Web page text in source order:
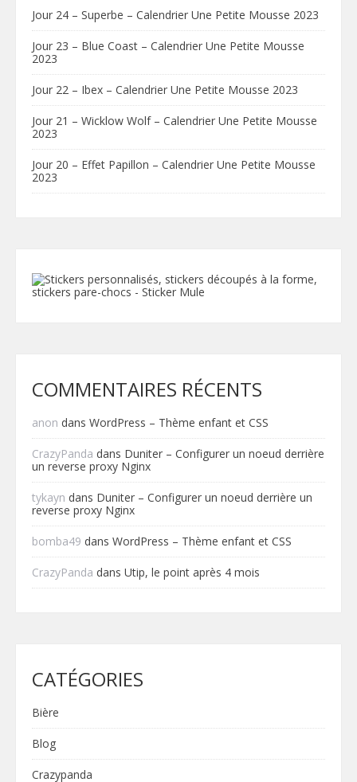
Jour 24 – Superbe – Calendrier Une Petite Mousse 2023
Jour 23 – Blue Coast – Calendrier Une Petite Mousse
2023
Jour 22 – Ibex – Calendrier Une Petite Mousse 2023
Jour 21 – Wicklow Wolf – Calendrier Une Petite Mousse
2023
Jour 20 – Effet Papillon – Calendrier Une Petite Mousse
2023
COMMENTAIRES RÉCENTS
anon dans WordPress – Thème enfant et CSS
CrazyPanda dans Duniter – Configurer un noeud derrière
un reverse proxy Nginx
tykayn dans Duniter – Configurer un noeud derrière un
reverse proxy Nginx
bomba49 dans WordPress – Thème enfant et CSS
CrazyPanda dans Utip, le point après 4 mois
CATÉGORIES
Bière
Blog
Crazypanda